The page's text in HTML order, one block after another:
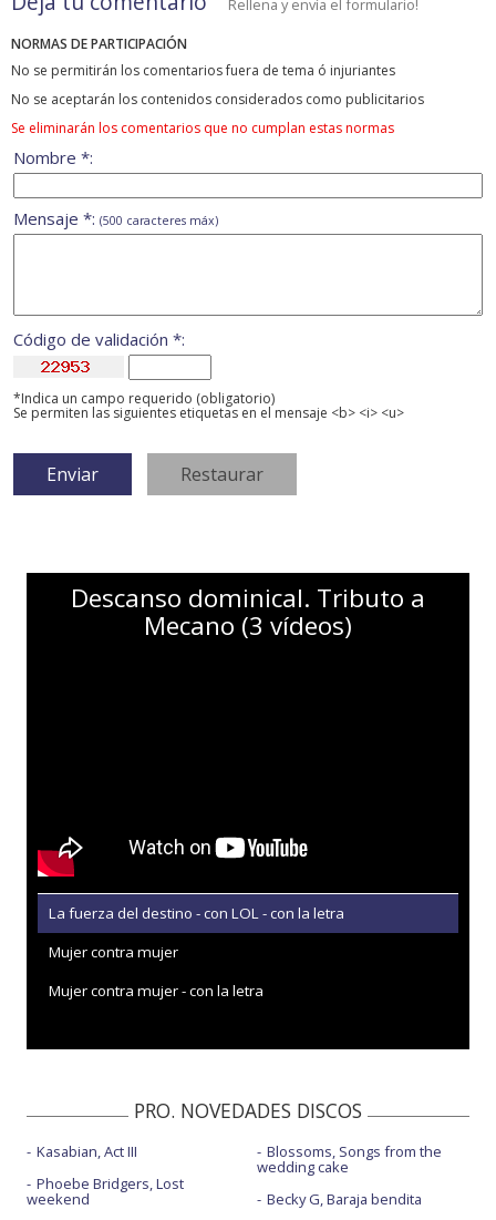
Rellena y envía el formulario!
NORMAS DE PARTICIPACIÓN
No se permitirán los comentarios fuera de tema ó injuriantes
No se aceptarán los contenidos considerados como publicitarios
Se eliminarán los comentarios que no cumplan estas normas
Nombre *:
Mensaje *: (500 caracteres máx)
Código de validación *:
*Indica un campo requerido (obligatorio)
Se permiten las siguientes etiquetas en el mensaje <b> <i> <u>
Descanso dominical. Tributo a
Mecano (3 vídeos)
La fuerza del destino - con LOL - con la letra
Mujer contra mujer
Mujer contra mujer - con la letra
PRO. NOVEDADES DISCOS
Kasabian, Act III
Phoebe Bridgers, Lost
weekend
Blossoms, Songs from the
wedding cake
Becky G, Baraja bendita